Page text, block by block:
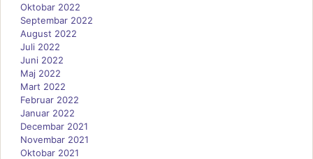
Oktobar 2022
Septembar 2022
August 2022
Juli 2022
Juni 2022
Maj 2022
Mart 2022
Februar 2022
Januar 2022
Decembar 2021
Novembar 2021
Oktobar 2021